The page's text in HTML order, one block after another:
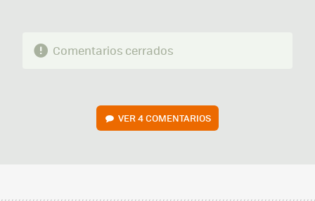
Comentarios cerrados
VER4 COMENTARIOS